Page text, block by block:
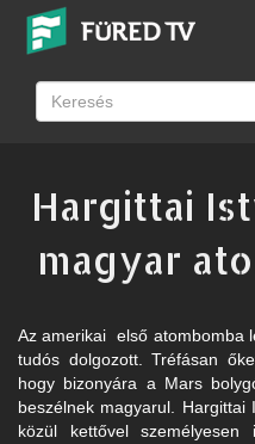
Hargittai
magyar
Az amerikai első atombomba
tudós dolgozott. Tréfásan
hogy bizonyára a Mars
beszélnek magyarul.
közül kettővel